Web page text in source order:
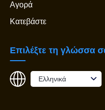
Αγορά
Κατεβάστε
Επιλέξτε τη γλώσσα
Ελληνικά